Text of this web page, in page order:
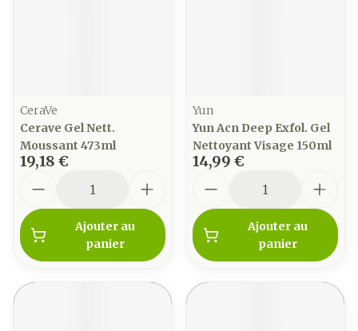
CeraVe
Cerave Gel Nett.
Moussant 473ml
19,18 €
Ajouter au
panier
Yun
Yun Acn Deep Exfol. Gel
Nettoyant Visage 150ml
14,99 €
Ajouter au
panier